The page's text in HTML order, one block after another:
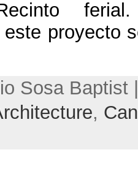
ferial
proyecto
Sosa Baptist
,